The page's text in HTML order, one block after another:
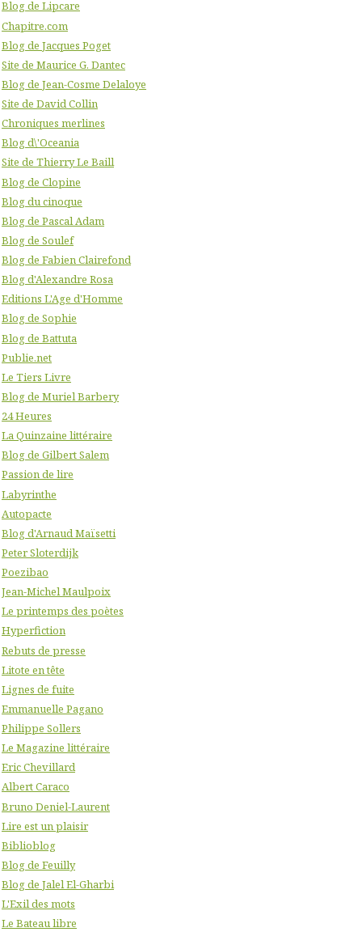
Blog de Lipcare
Chapitre.com
Blog de Jacques Poget
Site de Maurice G. Dantec
Blog de Jean-Cosme Delaloye
Site de David Collin
Chroniques merlines
Blog d\'Oceania
Site de Thierry Le Baill
Blog de Clopine
Blog du cinoque
Blog de Pascal Adam
Blog de Soulef
Blog de Fabien Clairefond
Blog d'Alexandre Rosa
Editions L'Age d'Homme
Blog de Sophie
Blog de Battuta
Publie.net
Le Tiers Livre
Blog de Muriel Barbery
24 Heures
La Quinzaine littéraire
Blog de Gilbert Salem
Passion de lire
Labyrinthe
Autopacte
Blog d'Arnaud Maïsetti
Peter Sloterdijk
Poezibao
Jean-Michel Maulpoix
Le printemps des poètes
Hyperfiction
Rebuts de presse
Litote en tête
Lignes de fuite
Emmanuelle Pagano
Philippe Sollers
Le Magazine littéraire
Eric Chevillard
Albert Caraco
Bruno Deniel-Laurent
Lire est un plaisir
Biblioblog
Blog de Feuilly
Blog de Jalel El-Gharbi
L'Exil des mots
Le Bateau libre